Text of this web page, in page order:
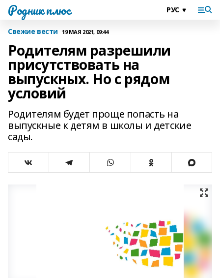
Родник плюс
Свежие вести 19 МАЯ 2021, 09:44
Родителям разрешили
присутствовать на
выпускных. Но с рядом
условий
Родителям будет проще попасть на
выпускные к детям в школы и детские
сады.